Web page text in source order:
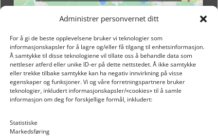
Administrer personvernet ditt
For å gi de beste opplevelsene bruker vi teknologier som
informasjonskapsler for å lagre og/eller få tilgang til enhetsinformasjon.
Å samtykke til disse teknologiene vil tillate oss å behandle data som
nettleser atferd eller unike ID-er på dette nettstedet. Å ikke samtykke
eller trekke tilbake samtykke kan ha negativ innvirkning på visse
egenskaper og funksjoner. Vi og våre forretningspartnere bruker
teknologier, inkludert informasjonskapsler/«cookies» til å samle
informasjon om deg for forskjellige formål, inkludert:
Statistiske
Markedsføring